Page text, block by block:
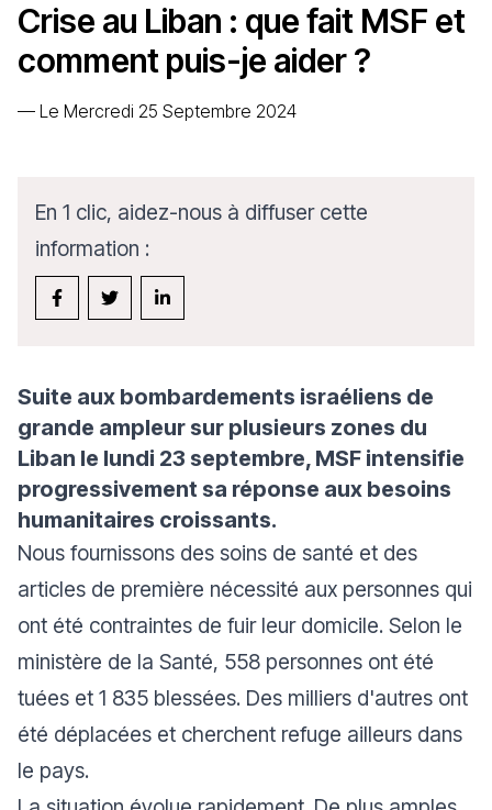
Crise au Liban : que fait MSF et
comment puis-je aider ?
— Le Mercredi 25 Septembre 2024
En 1 clic, aidez-nous à diffuser cette
information :
Suite aux bombardements israéliens de
grande ampleur sur plusieurs zones du
Liban le lundi 23 septembre, MSF intensifie
progressivement sa réponse aux besoins
humanitaires croissants.
Nous fournissons des soins de santé et des
articles de première nécessité aux personnes qui
ont été contraintes de fuir leur domicile. Selon le
ministère de la Santé, 558 personnes ont été
tuées et 1 835 blessées. Des milliers d'autres ont
été déplacées et cherchent refuge ailleurs dans
le pays.